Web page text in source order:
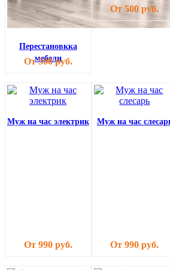
Перестановкка
мебели
От 500 руб.
От 500 руб.
Муж на час электрик
От 990 руб.
Муж на час
От 990 руб.